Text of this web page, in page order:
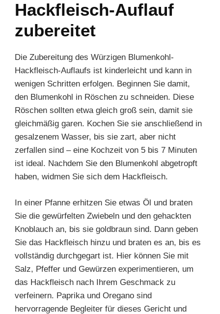
Hackfleisch-Auflauf
zubereitet
Die Zubereitung des Würzigen Blumenkohl-
Hackfleisch-Auflaufs ist kinderleicht und kann in
wenigen Schritten erfolgen. Beginnen Sie damit,
den Blumenkohl in Röschen zu schneiden. Diese
Röschen sollten etwa gleich groß sein, damit sie
gleichmäßig garen. Kochen Sie sie anschließend in
gesalzenem Wasser, bis sie zart, aber nicht
zerfallen sind – eine Kochzeit von 5 bis 7 Minuten
ist ideal. Nachdem Sie den Blumenkohl abgetropft
haben, widmen Sie sich dem Hackfleisch.
In einer Pfanne erhitzen Sie etwas Öl und braten
Sie die gewürfelten Zwiebeln und den gehackten
Knoblauch an, bis sie goldbraun sind. Dann geben
Sie das Hackfleisch hinzu und braten es an, bis es
vollständig durchgegart ist. Hier können Sie mit
Salz, Pfeffer und Gewürzen experimentieren, um
das Hackfleisch nach Ihrem Geschmack zu
verfeinern. Paprika und Oregano sind
hervorragende Begleiter für dieses Gericht und